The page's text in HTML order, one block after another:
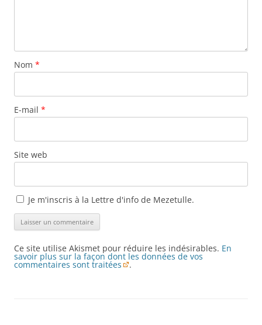
Nom *
E-mail *
Site web
Je m'inscris à la Lettre d'info de Mezetulle.
Ce site utilise Akismet pour réduire les indésirables. En
savoir plus sur la façon dont les données de vos
commentaires sont traitées .